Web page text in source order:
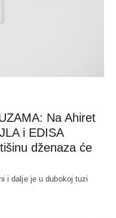
Na Ahiret
i EDISA
dženaza će
i dalje je u dubokoj tuzi